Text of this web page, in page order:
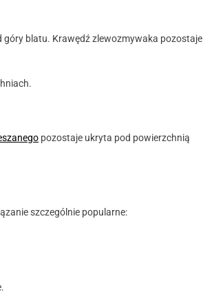
góry blatu. Krawędź zlewozmywaka pozostaje
pozostaje ukryta pod powierzchnią
szczególnie popularne: